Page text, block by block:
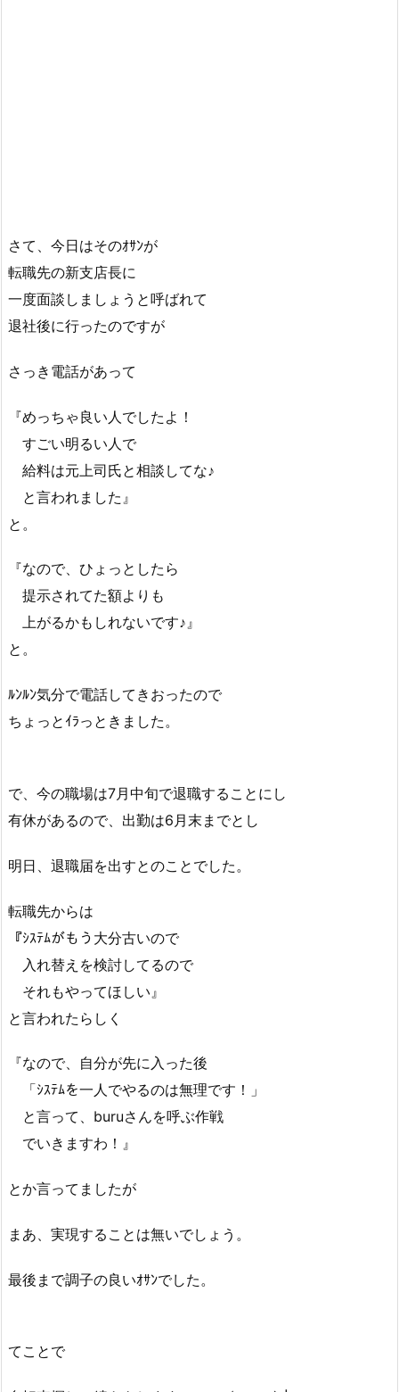
さて、今日はそのｵｻﾝが
転職先の新支店長に
一度面談しましょうと呼ばれて
退社後に行ったのですが
さっき電話があって
『めっちゃ良い人でしたよ！
すごい明るい人で
給料は元上司氏と相談してな♪
と言われました』
と。
『なので、ひょっとしたら
提示されてた額よりも
上がるかもしれないです♪』
と。
ﾙﾝﾙﾝ気分で電話してきおったので
ちょっとｲﾗっときました。
で、今の職場は7月中旬で退職することにし
有休があるので、出勤は6月末までとし
明日、退職届を出すとのことでした。
転職先からは
『ｼｽﾃﾑがもう大分古いので
入れ替えを検討してるので
それもやってほしい』
と言われたらしく
『なので、自分が先に入った後
「ｼｽﾃﾑを一人でやるのは無理です！」
と言って、buruさんを呼ぶ作戦
でいきますわ！』
とか言ってましたが
まあ、実現することは無いでしょう。
最後まで調子の良いｵｻﾝでした。
てことで